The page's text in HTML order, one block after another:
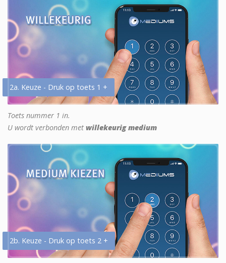
2a. Keuze - Druk op toets 1 +
Toets nummer 1 in.
U wordt verbonden met willekeurig medium
2b. Keuze - Druk op toets 2 +